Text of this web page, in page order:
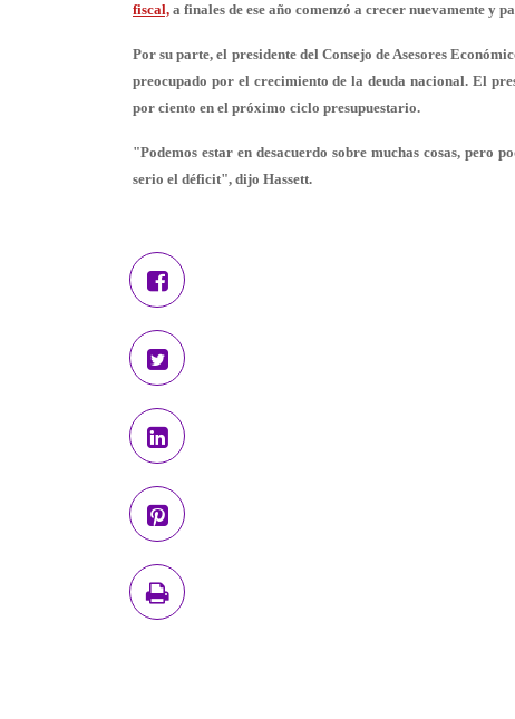
fiscal, a finales de ese año comenzó a crecer nuevamente y
Por su parte, el presidente del Consejo de Asesores
preocupado por el crecimiento de la deuda nacional. El
por ciento en el próximo ciclo presupuestario.
"Podemos estar en desacuerdo sobre muchas cosas, pero
serio el déficit", dijo Hassett.